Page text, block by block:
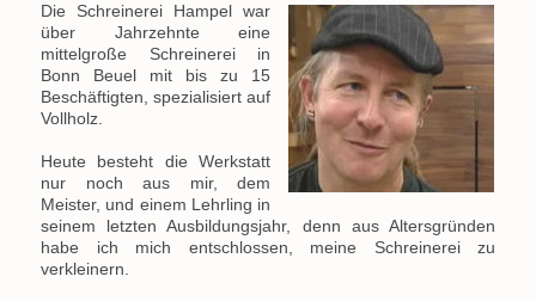
Die Schreinerei Hampel war
über Jahrzehnte eine
mittelgroße Schreinerei in
Bonn Beuel mit bis zu 15
Beschäftigten, spezialisiert auf
Vollholz.
Heute besteht die Werkstatt
nur noch aus mir, dem
Meister, und einem Lehrling in
seinem letzten Ausbildungsjahr, denn aus Altersgründen
habe ich mich entschlossen, meine Schreinerei zu
verkleinern.